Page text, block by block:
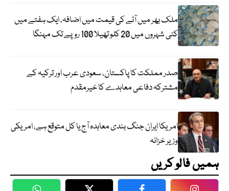
ملک بھر میں آٹے کی قیمت میں اضافہ، ایک ہفتے میں
کئی شہروں میں 20 کلو تھیلا 100 روپے تک مہنگا
صدر مملکت کا پاکستان، سعودی عرب اور ترکیہ کے
مشترکہ دفاعی معاہدے کا خیرمقدم
امریکا ایران جنگ بندی معاہدہ آج یا کل متوقع ہے، امریکی
وزیر خزانہ
ہمیں فالو کریں